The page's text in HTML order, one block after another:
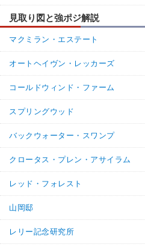
見取り図と強ポジ解説
マクミラン・エステート
オートヘイヴン・レッカーズ
コールドウィンド・ファーム
スプリングウッド
バックウォーター・スワンプ
クロータス・プレン・アサイラム
レッド・フォレスト
山岡邸
レリー記念研究所